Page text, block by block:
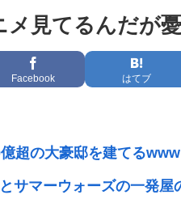
見てるんだが
Facebook はてブ
超の大豪邸を建てるwww
サマーウォーズの一発